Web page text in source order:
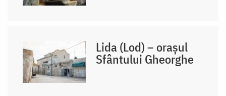
Lida (Lod) – orașul
Sfântului Gheorghe